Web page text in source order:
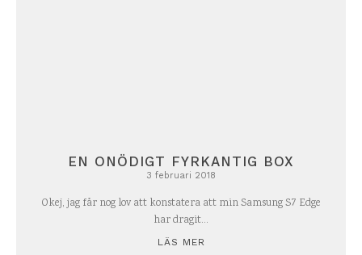
EN ONÖDIGT FYRKANTIG BOX
3 februari 2018
Okej, jag får nog lov att konstatera att min Samsung S7 Edge
har dragit...
LÄS MER